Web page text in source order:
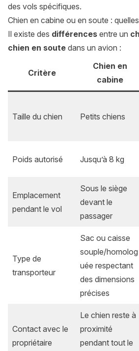
des vols spécifiques.
Chien en cabine ou en soute :
Il existe des différences entre un
chien en soute dans un avion :
Critère
Chien en
cabine
Taille du chien Petits chiens
Poids autorisé Jusqu’à 8 kg
Emplacement
pendant le vol
Sous le siège
devant le
passager
Type de
transporteur
Sac ou caisse
souple/homolog
uée respectant
des dimensions
précises
Contact avec le
propriétaire
Le chien reste à
proximité
pendant tout le